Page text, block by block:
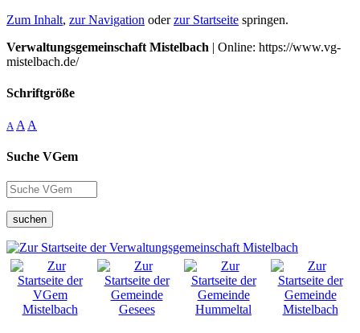
Zum Inhalt, zur Navigation oderzur Startseite springen.
Verwaltungsgemeinschaft Mistelbach | Online: https://www.vg-
mistelbach.de/
Schriftgröße
A A A
Suche VGem
suchen